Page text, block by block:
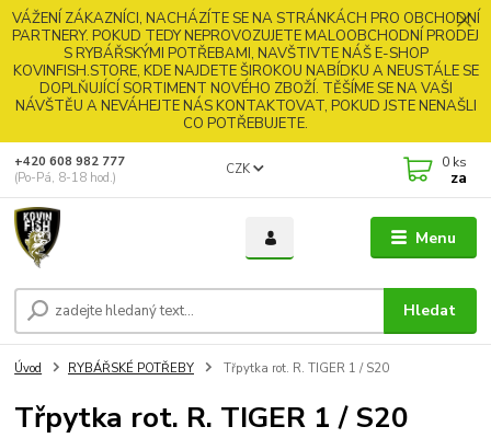
VÁŽENÍ ZÁKAZNÍCI, NACHÁZÍTE SE NA STRÁNKÁCH PRO OBCHODNÍ
PARTNERY. POKUD TEDY NEPROVOZUJETE MALOOBCHODNÍ PRODEJ
S RYBÁŘSKÝMI POTŘEBAMI, NAVŠTIVTE NÁŠ E-SHOP
KOVINFISH.STORE, KDE NAJDETE ŠIROKOU NABÍDKU A NEUSTÁLE SE
DOPLŇUJÍCÍ SORTIMENT NOVÉHO ZBOŽÍ. TĚŠÍME SE NA VAŠI
NÁVŠTĚU A NEVÁHEJTE NÁS KONTAKTOVAT, POKUD JSTE NENAŠLI
CO POTŘEBUJETE.
Menu
CZK
Hledat
+420 608 982 777
(Po-Pá, 8-18 hod.)
0 ks
za
Úvod RYBÁŘSKÉ POTŘEBY Třpytka rot. R. TIGER 1 / S20
Třpytka rot. R. TIGER 1 / S20